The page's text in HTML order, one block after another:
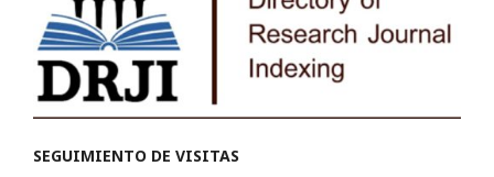
SEGUIMIENTO DE VISITAS